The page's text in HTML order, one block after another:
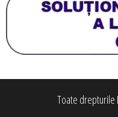
Toate drepturile